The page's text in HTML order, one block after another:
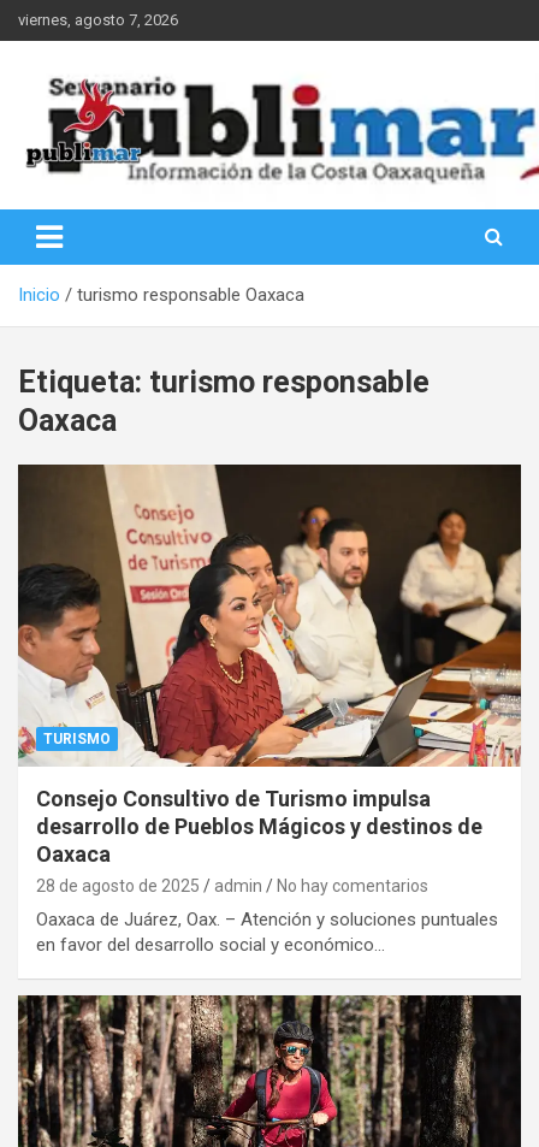
Saltar
al
viernes, agosto 7, 2026
PubliMar
Inicio turismo responsable Oaxaca
Etiqueta: turismo responsable
Oaxaca
TURISMO
Consejo Consultivo de Turismo impulsa
desarrollo de Pueblos Mágicos y destinos de
Oaxaca
28 de agosto de 2025 admin No hay comentarios
Oaxaca de Juárez, Oax. – Atención y soluciones puntuales
en favor del desarrollo social y económico…